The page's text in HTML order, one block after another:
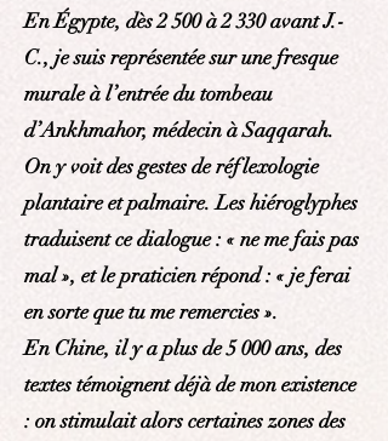
En Égypte, dès 2 500 à 2 330 avant J.-
C., je suis représentée sur une fresque
murale à l’entrée du tombeau
d’Ankhmahor, médecin à Saqqarah.
On y voit des gestes de réflexologie
plantaire et palmaire. Les hiéroglyphes
traduisent ce dialogue : « ne me fais pas
mal », et le praticien répond : « je ferai
en sorte que tu me remercies ».
En Chine, il y a plus de 5 000 ans, des
textes témoignent déjà de mon existence
: on stimulait alors certaines zones des